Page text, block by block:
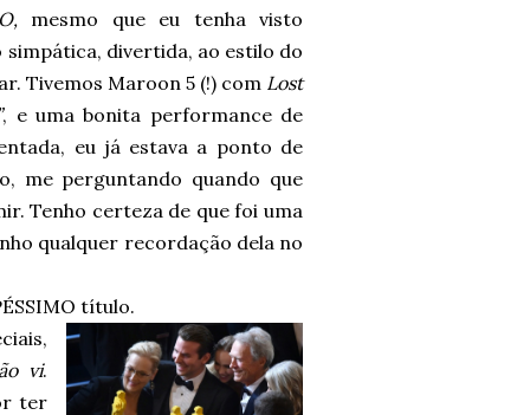
mesmo que eu tenha visto
divertida, ao estilo do
Tivemos Maroon 5 (!) com Lost
, e uma bonita performance de
eu já estava a ponto de
me perguntando quando que
Tenho certeza de que foi uma
qualquer recordação dela no
título.
vi.
ter